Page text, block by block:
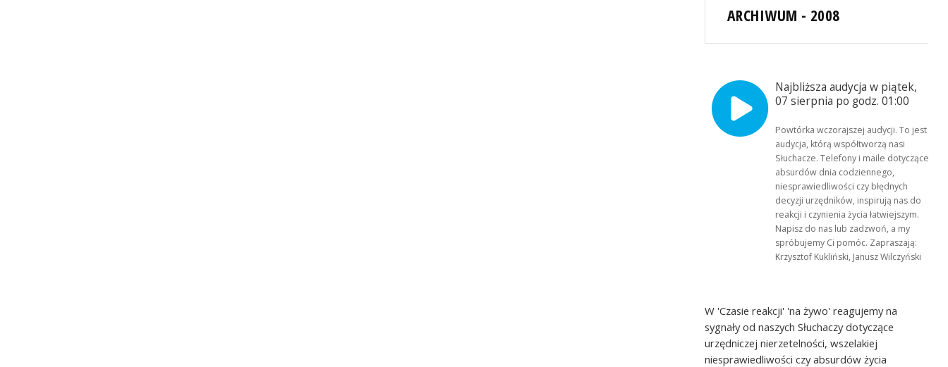
ARCHIWUM - 2008
Najbliższa audycja w piątek,
07 sierpnia po godz. 01:00
Powtórka wczorajszej audycji. To jest
audycja, którą współtworzą nasi
Słuchacze. Telefony i maile dotyczące
absurdów dnia codziennego,
niesprawiedliwości czy błędnych
decyzji urzędników, inspirują nas do
reakcji i czynienia życia łatwiejszym.
Napisz do nas lub zadzwoń, a my
spróbujemy Ci pomóc. Zapraszają:
Krzysztof Kukliński, Janusz Wilczyński
W 'Czasie reakcji' 'na żywo' reagujemy na
sygnały od naszych Słuchaczy dotyczące
urzędniczej nierzetelności, wszelakiej
niesprawiedliwości czy absurdów życia